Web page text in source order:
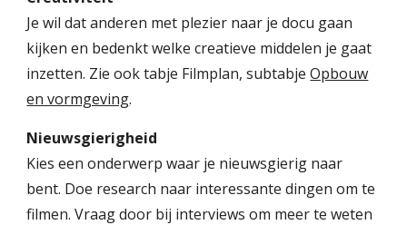
Je wil dat anderen met plezier naar je docu gaan
kijken en bedenkt welke creatieve middelen je gaat
inzetten. Zie ook tabje Filmplan, subtabjeOpbouw
en vormgeving.
Nieuwsgierigheid
Kies een onderwerp waar je nieuwsgierig naar
bent. Doe research naar interessante dingen om te
filmen. Vraag door bij interviews om meer te weten